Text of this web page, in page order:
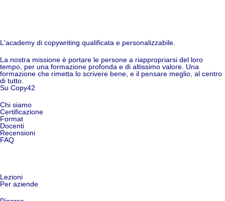
L'academy di copywriting qualificata e personalizzabile.
La nostra missione è portare le persone a riappropriarsi del loro
tempo, per una formazione profonda e di altissimo valore. Una
formazione che rimetta lo scrivere bene, e il pensare meglio, al centro
di tutto.
Su Copy42
Chi siamo
Certificazione
Format
Docenti
Recensioni
FAQ
Lezioni
Per aziende